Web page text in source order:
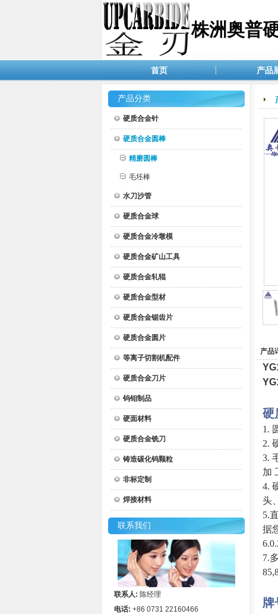
株洲奥普
首页 产品
产品分类
硬质合金针
硬质合金圆棒
精磨圆棒
毛坯棒
水刀沙管
硬质合金球
硬质合金冷墩模
硬质合金矿山工具
硬质合金轧辊
硬质合金型材
硬质合金锯齿片
硬质合金圆片
等离子切割机配件
硬质合金刀片
钨钼制品
硬面材料
硬质合金铣刀
铸造碳化钨颗粒
非标定制
焊接材料
联系我们
联系人: 陈经理
电话: +86 0731 22160466
产品
硬
1 .
2.
3.
加
4.
头
5.
据
7.
牌